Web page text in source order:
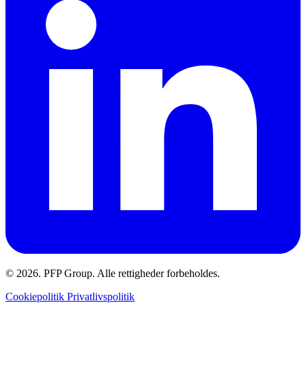
© 2026. PFP Group. Alle rettigheder forbeholdes.
Cookiepolitik Privatlivspolitik